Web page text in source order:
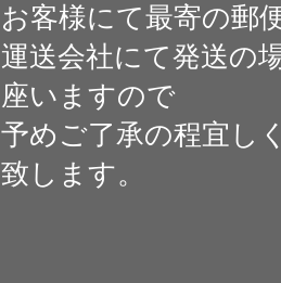
お客様にて最寄の郵
運送会社にて発送の
座いますので
予めご了承の程宜し
致します。